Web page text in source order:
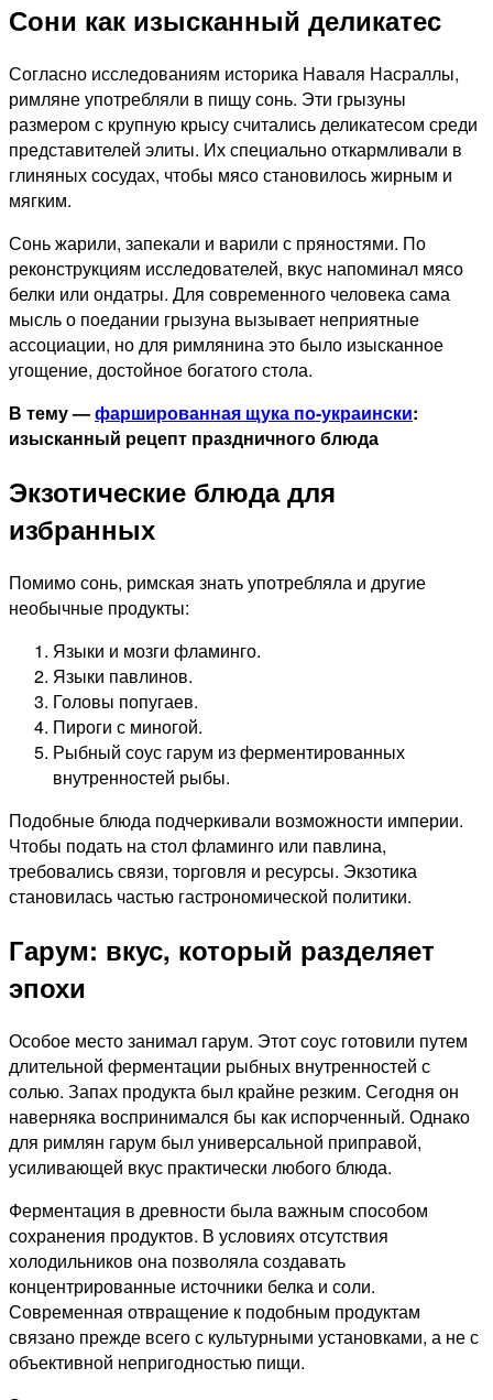
Сони как изысканный деликатес
Согласно исследованиям историка Наваля Насраллы,
римляне употребляли в пищу сонь. Эти грызуны
размером с крупную крысу считались деликатесом среди
представителей элиты. Их специально откармливали в
глиняных сосудах, чтобы мясо становилось жирным и
мягким.
Сонь жарили, запекали и варили с пряностями. По
реконструкциям исследователей, вкус напоминал мясо
белки или ондатры. Для современного человека сама
мысль о поедании грызуна вызывает неприятные
ассоциации, но для римлянина это было изысканное
угощение, достойное богатого стола.
В тему —фаршированная щука по-украински:
изысканный рецепт праздничного блюда
Экзотические блюда для
избранных
Помимо сонь, римская знать употребляла и другие
необычные продукты:
Языки и мозги фламинго.
Языки павлинов.
Головы попугаев.
Пироги с миногой.
Рыбный соус гарум из ферментированных
внутренностей рыбы.
Подобные блюда подчеркивали возможности империи.
Чтобы подать на стол фламинго или павлина,
требовались связи, торговля и ресурсы. Экзотика
становилась частью гастрономической политики.
Гарум: вкус, который разделяет
эпохи
Особое место занимал гарум. Этот соус готовили путем
длительной ферментации рыбных внутренностей с
солью. Запах продукта был крайне резким. Сегодня он
наверняка воспринимался бы как испорченный. Однако
для римлян гарум был универсальной приправой,
усиливающей вкус практически любого блюда.
Ферментация в древности была важным способом
сохранения продуктов. В условиях отсутствия
холодильников она позволяла создавать
концентрированные источники белка и соли.
Современная отвращение к подобным продуктам
связано прежде всего с культурными установками, а не с
объективной непригодностью пищи.